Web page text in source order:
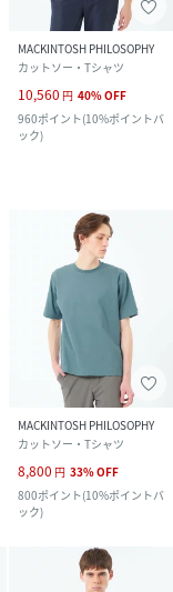
MACKINTOSH PHILOSOPHY
カットソー・Tシャツ
10,560 円 40%OFF
960ポイント(10%ポイントバ
ック)
MACKINTOSH PHILOSOPHY
カットソー・Tシャツ
8,800 円 33%OFF
800ポイント(10%ポイントバ
ック)